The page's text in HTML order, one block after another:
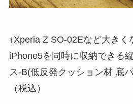
↑Xperia Z SO-02Eなど大きく
iPhone5を同時に収納できる
ス-B(低反発クッション材 底
（税込）